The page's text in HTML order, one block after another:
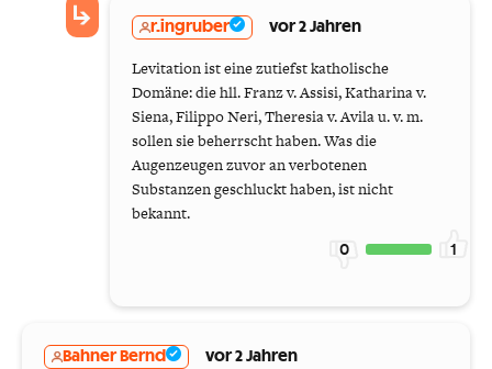
r.ingruber vor 2 Jahren
Levitation ist eine zutiefst katholische
Domäne: die hll. Franz v. Assisi, Katharina v.
Siena, Filippo Neri, Theresia v. Avila u. v. m.
sollen sie beherrscht haben. Was die
Augenzeugen zuvor an verbotenen
Substanzen geschluckt haben, ist nicht
bekannt.
0 1
Bahner Bernd vor 2 Jahren